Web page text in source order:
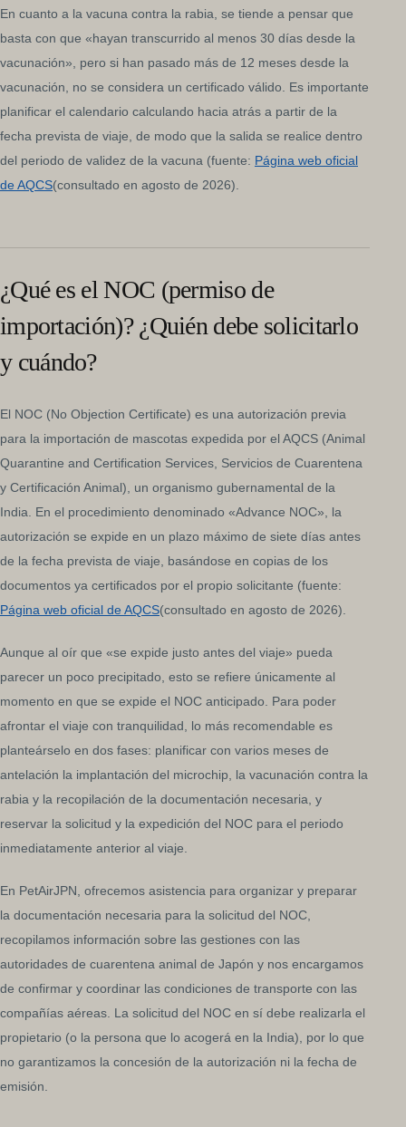
En cuanto a la vacuna contra la rabia, se tiende a pensar que
basta con que «hayan transcurrido al menos 30 días desde la
vacunación», pero si han pasado más de 12 meses desde la
vacunación, no se considera un certificado válido. Es importante
planificar el calendario calculando hacia atrás a partir de la
fecha prevista de viaje, de modo que la salida se realice dentro
del periodo de validez de la vacuna (fuente: Página web oficial
de AQCS(consultado en agosto de 2026).
¿Qué es el NOC (permiso de
importación)? ¿Quién debe solicitarlo
y cuándo?
El NOC (No Objection Certificate) es una autorización previa
para la importación de mascotas expedida por el AQCS (Animal
Quarantine and Certification Services, Servicios de Cuarentena
y Certificación Animal), un organismo gubernamental de la
India. En el procedimiento denominado «Advance NOC», la
autorización se expide en un plazo máximo de siete días antes
de la fecha prevista de viaje, basándose en copias de los
documentos ya certificados por el propio solicitante (fuente:
Página web oficial de AQCS(consultado en agosto de 2026).
Aunque al oír que «se expide justo antes del viaje» pueda
parecer un poco precipitado, esto se refiere únicamente al
momento en que se expide el NOC anticipado. Para poder
afrontar el viaje con tranquilidad, lo más recomendable es
planteárselo en dos fases: planificar con varios meses de
antelación la implantación del microchip, la vacunación contra la
rabia y la recopilación de la documentación necesaria, y
reservar la solicitud y la expedición del NOC para el periodo
inmediatamente anterior al viaje.
En PetAirJPN, ofrecemos asistencia para organizar y preparar
la documentación necesaria para la solicitud del NOC,
recopilamos información sobre las gestiones con las
autoridades de cuarentena animal de Japón y nos encargamos
de confirmar y coordinar las condiciones de transporte con las
compañías aéreas. La solicitud del NOC en sí debe realizarla el
propietario (o la persona que lo acogerá en la India), por lo que
no garantizamos la concesión de la autorización ni la fecha de
emisión.